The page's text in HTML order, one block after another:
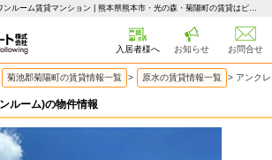
アンクレージュ・ＫＡＺ原水のワンルーム賃貸マンション | 熊本県熊本市・光の森・菊陽町の賃貸はピタットハウス 熊本賃貸サポート
入居者様へ お知らせ お問合せ
菊池郡菊陽町の賃貸情報一覧 > 原水の賃貸情報一覧 > アンク
ルーム)の物件情報